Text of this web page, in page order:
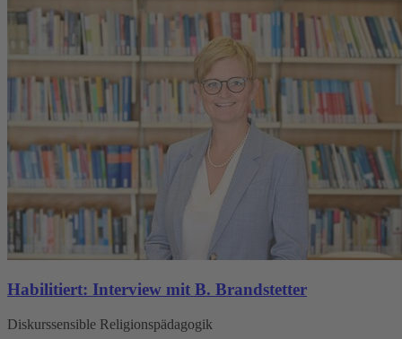
Habilitiert: Interview mit B. Brandstetter
Diskurssensible Religionspädagogik